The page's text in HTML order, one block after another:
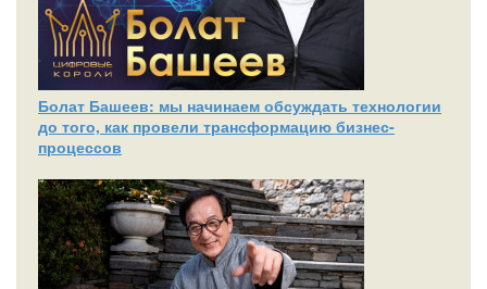
Болат Башеев: мы начинаем обсуждать технологии
до того, как провели трансформацию бизнес-
процессов